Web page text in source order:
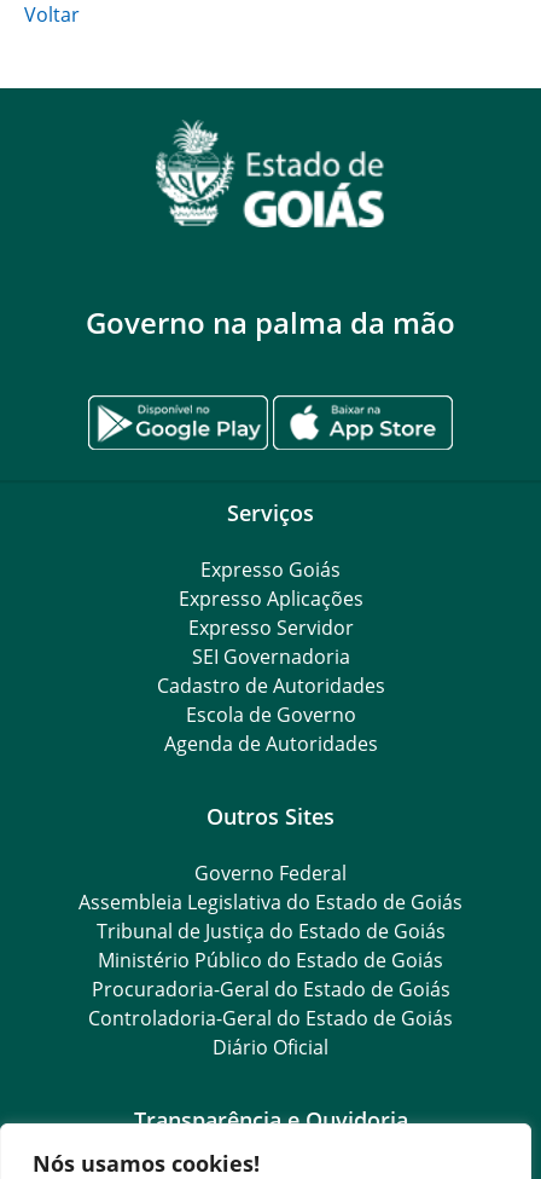
Nós usamos cookies!
Voltar
Governo na palma da mão
Serviços
Expresso Goiás
Expresso Aplicações
Expresso Servidor
SEI Governadoria
Cadastro de Autoridades
Escola de Governo
Agenda de Autoridades
Outros Sites
Governo Federal
Assembleia Legislativa do Estado de Goiás
Tribunal de Justiça do Estado de Goiás
Ministério Público do Estado de Goiás
Procuradoria-Geral do Estado de Goiás
Controladoria-Geral do Estado de Goiás
Diário Oficial
Transparência e Ouvidoria